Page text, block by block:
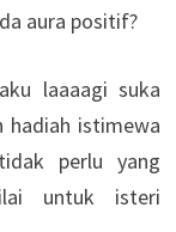
aura positif?
laaaagi suka
hadiah istimewa
perlu yang
untuk isteri